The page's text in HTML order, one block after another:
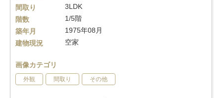
間取り
3LDK
階数
1/5階
築年月
1975年08月
建物現況
空家
画像カテゴリ
外観 間取り その他